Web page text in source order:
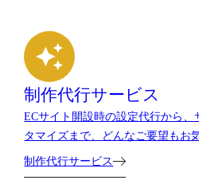
制作代行サービス
ECサイト開設時の設定代行から、
タマイズまで、どんなご要望もお
制作代行サービス